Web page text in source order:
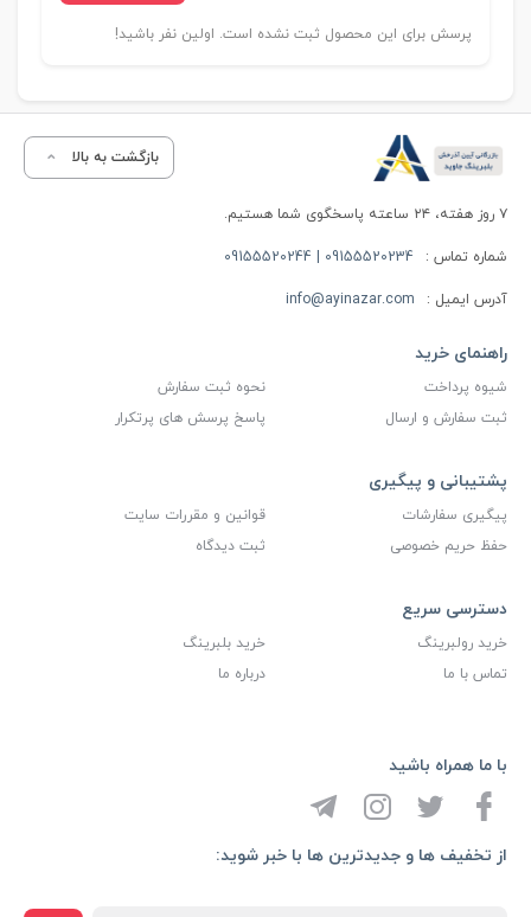
پرسش برای این محصول ثبت نشده است. اولین نفر باشید!
بازگشت به بالا
۷ روز هفته، ۲۴ ساعته پاسخگوی شما هستیم.
شماره تماس : 09155520234 | 09155520244
آدرس ایمیل : info@ayinazar.com
راهنمای خرید
شیوه پرداخت
نحوه ثبت سفارش
ثبت سفارش و ارسال
پاسخ پرسش های پرتکرار
پشتیبانی و پیگیری
پیگیری سفارشات
قوانین و مقررات سایت
حفظ حریم خصوصی
ثبت دیدگاه
دسترسی سریع
خرید رولبرینگ
خرید بلبرینگ
تماس با ما
درباره ما
از تخفیف ها و جدیدترین ها با خبر شوید:
با ما همراه باشید